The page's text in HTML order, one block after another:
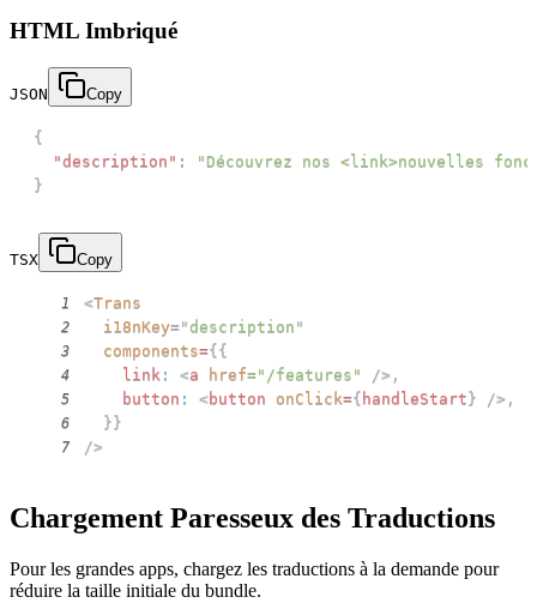
HTML Imbriqué
JSON Copy
{
"description" :
"Découvrez nos <link>nouvelles
}
TSX Copy
1 <Trans
2 i18nKey= "description "
3 components={{
4
    link
: <a href=" /features " /> ,
5
    button
: < button onClick={ handleStart} /> ,
6 }}
7 />
Chargement Paresseux des Traductions
Pour les grandes apps, chargez les traductions à la demande pour
réduire la taille initiale du bundle.